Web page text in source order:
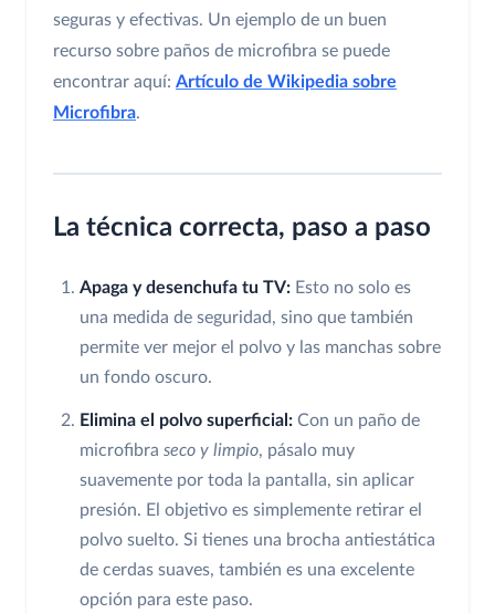
seguras y efectivas. Un ejemplo de un buen
recurso sobre paños de microfibra se puede
encontrar aquí: Artículo de Wikipedia sobre
Microfibra.
La técnica correcta, paso a paso
Apaga y desenchufa tu TV: Esto no solo es
una medida de seguridad, sino que también
permite ver mejor el polvo y las manchas sobre
un fondo oscuro.
Elimina el polvo superficial: Con un paño de
microfibra seco y limpio, pásalo muy
suavemente por toda la pantalla, sin aplicar
presión. El objetivo es simplemente retirar el
polvo suelto. Si tienes una brocha antiestática
de cerdas suaves, también es una excelente
opción para este paso.